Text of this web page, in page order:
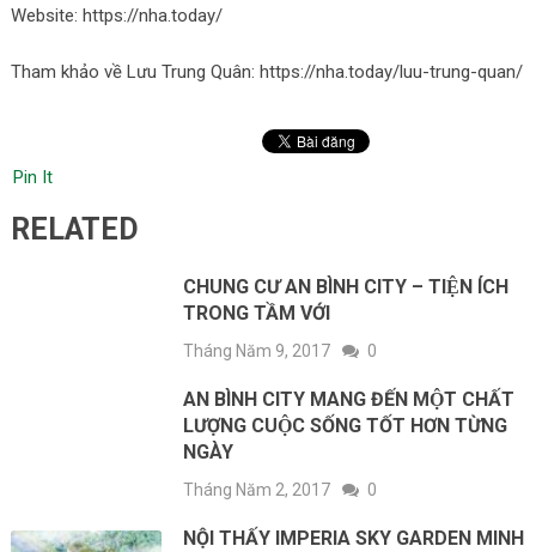
Website: https://nha.today/
Tham khảo về Lưu Trung Quân: https://nha.today/luu-trung-quan/
Pin It
RELATED
CHUNG CƯ AN BÌNH CITY – TIỆN ÍCH
TRONG TẦM VỚI
Tháng Năm 9, 2017 0
AN BÌNH CITY MANG ĐẾN MỘT CHẤT
LƯỢNG CUỘC SỐNG TỐT HƠN TỪNG
NGÀY
Tháng Năm 2, 2017 0
NỘI THẤY IMPERIA SKY GARDEN MINH